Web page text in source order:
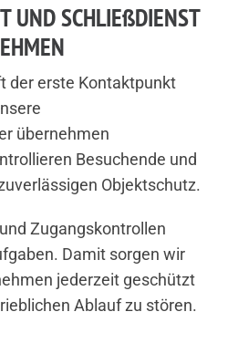
UND SCHLIEßDIENST
der erste Kontaktpunkt
übernehmen
Besuchende und
Objektschutz.
Zugangskontrollen
Damit sorgen wir
jederzeit geschützt
Ablauf zu stören.